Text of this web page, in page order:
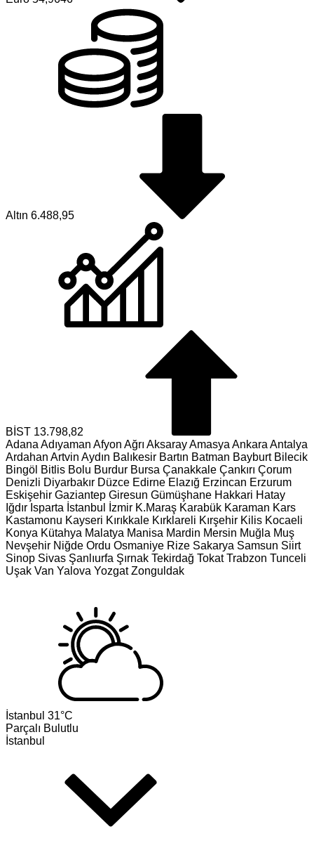
Altın 6.488,95
BİST 13.798,82
Adana Adıyaman Afyon Ağrı AksarayAmasya Ankara Antalya
Ardahan Artvin Aydın Balıkesir Bartın Batman Bayburt Bilecik
Bingöl Bitlis Bolu Burdur Bursa Çanakkale Çankırı Çorum
Denizli Diyarbakır Düzce Edirne Elazığ Erzincan Erzurum
Eskişehir Gaziantep Giresun Gümüşhane Hakkari Hatay
Iğdır Isparta İstanbul İzmir K.Maraş Karabük Karaman Kars
Kastamonu Kayseri Kırıkkale Kırklareli Kırşehir Kilis Kocaeli
Konya Kütahya Malatya Manisa Mardin Mersin Muğla Muş
Nevşehir Niğde Ordu Osmaniye Rize Sakarya Samsun Siirt
Sinop Sivas Şanlıurfa Şırnak Tekirdağ Tokat Trabzon Tunceli
Uşak Van Yalova Yozgat Zonguldak
İstanbul 31°C
Parçalı Bulutlu
İstanbul